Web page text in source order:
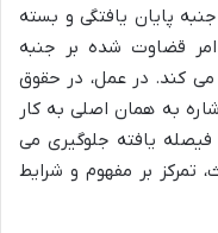
پایان یافتگی و بسته
امر قضاوت شده بر جنبه
می کند. در عمل، در حقوق
به همان اصلی به کار
یافته جلوگیری می
تمرکز بر مفهوم و شرایط